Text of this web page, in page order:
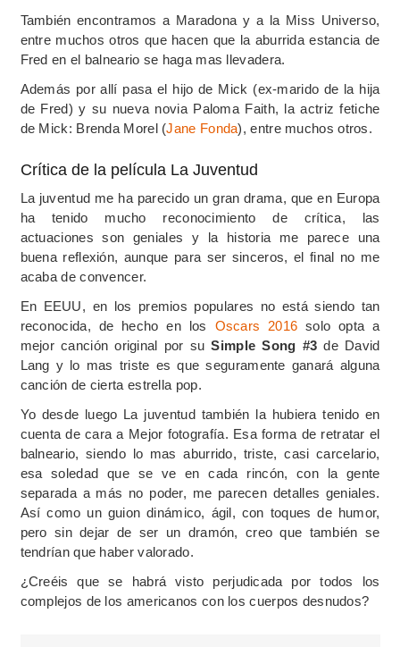
También encontramos a Maradona y a la Miss Universo,
entre muchos otros que hacen que la aburrida estancia de
Fred en el balneario se haga mas llevadera.
Además por allí pasa el hijo de Mick (ex-marido de la hija
de Fred) y su nueva novia Paloma Faith, la actriz fetiche
de Mick: Brenda Morel (Jane Fonda), entre muchos otros.
Crítica de la película La Juventud
La juventud me ha parecido un gran drama, que en Europa
ha tenido mucho reconocimiento de crítica, las
actuaciones son geniales y la historia me parece una
buena reflexión, aunque para ser sinceros, el final no me
acaba de convencer.
En EEUU, en los premios populares no está siendo tan
reconocida, de hecho en los Oscars 2016 solo opta a
mejor canción original por suSimple Song #3de David
Lang y lo mas triste es que seguramente ganará alguna
canción de cierta estrella pop.
Yo desde luego La juventud también la hubiera tenido en
cuenta de cara a Mejor fotografía. Esa forma de retratar el
balneario, siendo lo mas aburrido, triste, casi carcelario,
esa soledad que se ve en cada rincón, con la gente
separada a más no poder, me parecen detalles geniales.
Así como un guion dinámico, ágil, con toques de humor,
pero sin dejar de ser un dramón, creo que también se
tendrían que haber valorado.
¿Creéis que se habrá visto perjudicada por todos los
complejos de los americanos con los cuerpos desnudos?